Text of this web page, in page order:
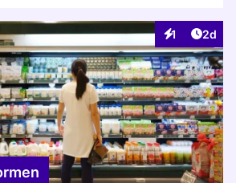
1
Interaktionen
2d